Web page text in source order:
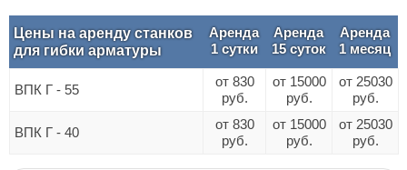
Цены на аренду станков
для гибки арматуры
Аренда
1 сутки
Аренда
15 суток
Аренда
1 месяц
ВПК Г - 55
от 830
руб.
от 15000
руб.
от 25030
руб.
ВПК Г - 40
от 830
руб.
от 15000
руб.
от 25030
руб.